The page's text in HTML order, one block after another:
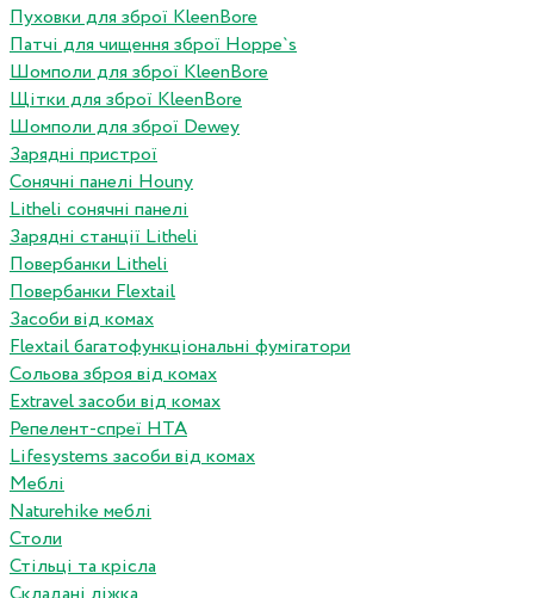
Пуховки для зброї KleenBore
Патчі для чищення зброї Hoppe`s
Шомполи для зброї KleenBore
Щітки для зброї KleenBore
Шомполи для зброї Dewey
Зарядні пристрої
Сонячні панелі Houny
Litheli сонячні панелі
Зарядні станції Litheli
Повербанки Litheli
Повербанки Flextail
Засоби від комах
Flextail багатофункціональні фумігатори
Сольова зброя від комах
Extravel засоби від комах
Репелент-спреї HTA
Lifesystems засоби від комах
Меблі
Naturehike меблі
Столи
Стільці та крісла